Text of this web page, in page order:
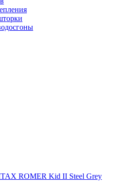
ROMER Kid II Steel Grey